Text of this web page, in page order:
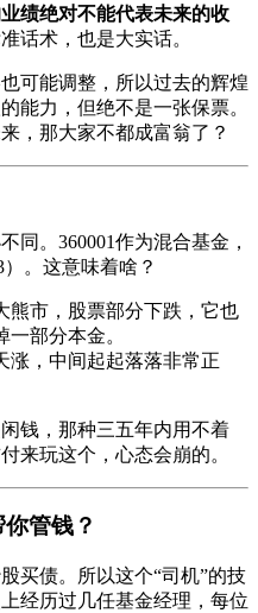
绩绝对不能代表未来的收
话术，也是大实话。
可能调整，所以过去的辉煌
能力，但绝不是一张保票。
，那大家不都成富翁了？
同。360001作为混合基金，
）。这意味着啥？
熊市，股票部分下跌，它也
部分本金。
涨，中间起起落落非常正
钱，那种三五年内用不着
来玩这个，心态会崩的。
管钱？
买债。所以这个“司机”的技
经历过几任基金经理，每位